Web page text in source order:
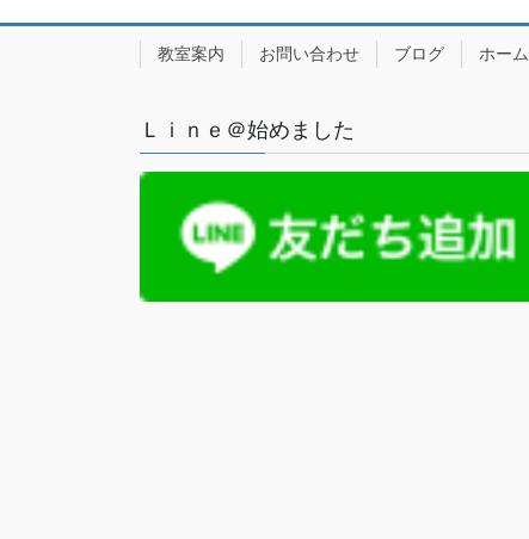
教室案内 お問い合わせ ブログ ホーム
Ｌｉｎｅ＠始めました